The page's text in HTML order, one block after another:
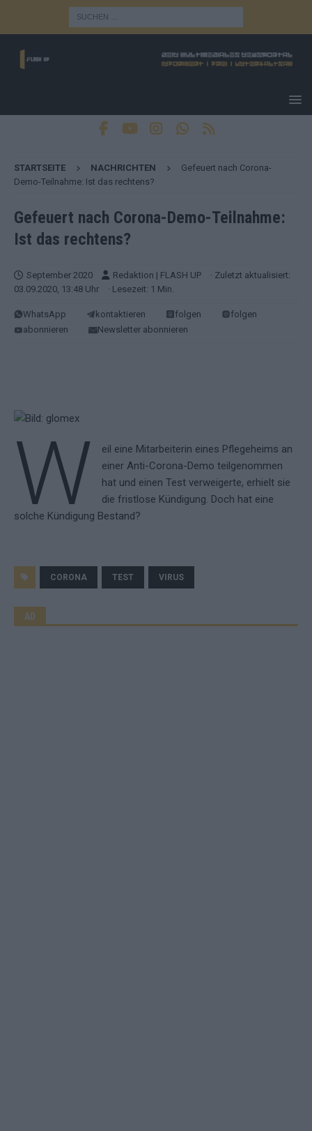
STARTSEITE NACHRICHTEN
Gefeuert nach Corona-
Demo-Teilnahme: Ist das rechtens?
Gefeuert nach Corona-Demo-Teilnahme:
Ist das rechtens?
September 2020 Redaktion | FLASH UP
· Zuletzt aktualisiert:
03.09.2020, 13:48 Uhr
· Lesezeit: 1 Min.
WhatsApp kontaktieren folgen
folgen
abonnieren
Newsletter abonnieren
W
eil eine Mitarbeiterin eines Pflegeheims an
einer Anti-Corona-Demo teilgenommen
hat und einen Test verweigerte, erhielt sie
die fristlose Kündigung. Doch hat eine
solche Kündigung Bestand?
CORONA TEST VIRUS
AD